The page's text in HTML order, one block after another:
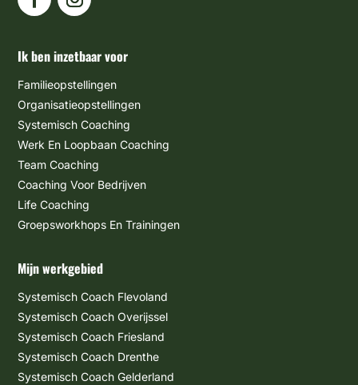
Ik ben inzetbaar voor
Familieopstellingen
Organisatieopstellingen
Systemisch Coaching
Werk En Loopbaan Coaching
Team Coaching
Coaching Voor Bedrijven
Life Coaching
Groepsworkhops En Trainingen
Mijn werkgebied
Systemisch Coach Flevoland
Systemisch Coach Overijssel
Systemisch Coach Friesland
Systemisch Coach Drenthe
Systemisch Coach Gelderland